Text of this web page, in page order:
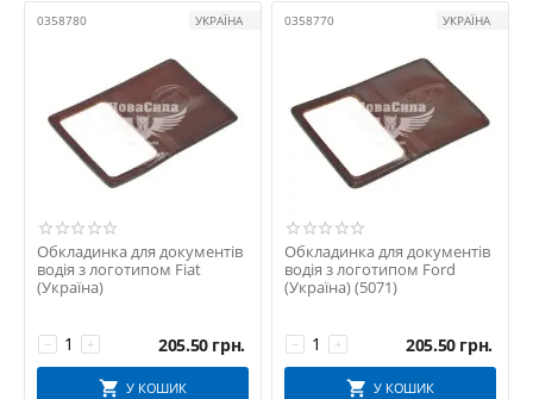
0358780 УКРАЇНА
Обкладинка для документів
водія з логотипом Fiat
(Україна)
+
− 205.50 грн.
У КОШИК
0358770 УКРАЇНА
Обкладинка для документів
водія з логотипом Ford
(Україна) (5071)
+
− 205.50 грн.
У КОШИК